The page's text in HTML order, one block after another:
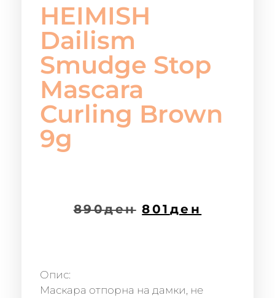
HEIMISH
Dailism
Smudge Stop
Mascara
Curling Brown
9g
890ден 801 ден
Опис:
Маскара отпорна на дамки, не